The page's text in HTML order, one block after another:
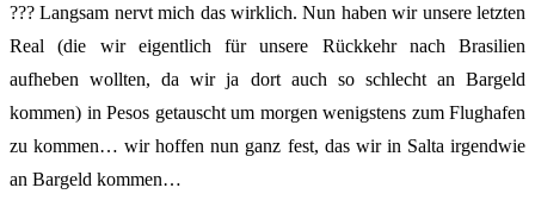
??? Langsam nervt mich das wirklich. Nun haben wir unsere letzten
Real (die wir eigentlich für unsere Rückkehr nach Brasilien
aufheben wollten, da wir ja dort auch so schlecht an Bargeld
kommen) in Pesos getauscht um morgen wenigstens zum Flughafen
zu kommen… wir hoffen nun ganz fest, das wir in Salta irgendwie
an Bargeld kommen…